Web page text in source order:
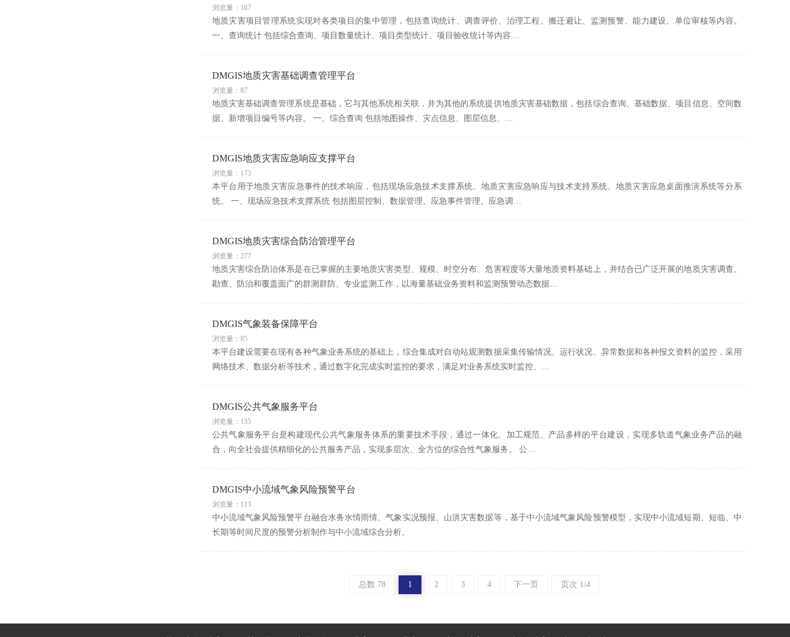
浏览量：167
地质灾害项目管理系统实现对各类项目的集中管理，包括查询统计、调查评价、治理工程、搬迁避让、监测预警、能力建设、单位审核等内容。
一、查询统计 包括综合查询、项目数量统计、项目类型统计、项目验收统计等内容…
DMGIS地质灾害基础调查管理平台
浏览量：87
地质灾害基础调查管理系统是基础，它与其他系统相关联，并为其他的系统提供地质灾害基础数据，包括综合查询、基础数据、项目信息、空间数
据、新增项目编号等内容。 一、综合查询 包括地图操作、灾点信息、图层信息、…
DMGIS地质灾害应急响应支撑平台
浏览量：173
本平台用于地质灾害应急事件的技术响应，包括现场应急技术支撑系统、地质灾害应急响应与技术支持系统、地质灾害应急桌面推演系统等分系
统。 一、现场应急技术支撑系统 包括图层控制、数据管理、应急事件管理、应急调…
DMGIS地质灾害综合防治管理平台
浏览量：277
地质灾害综合防治体系是在已掌握的主要地质灾害类型、规模、时空分布、危害程度等大量地质资料基础上，并结合已广泛开展的地质灾害调查、
勘查、防治和覆盖面广的群测群防、专业监测工作，以海量基础业务资料和监测预警动态数据…
DMGIS气象装备保障平台
浏览量：85
本平台建设需要在现有各种气象业务系统的基础上，综合集成对自动站观测数据采集传输情况、运行状况、异常数据和各种报文资料的监控，采用
网络技术、数据分析等技术，通过数字化完成实时监控的要求，满足对业务系统实时监控、…
DMGIS公共气象服务平台
浏览量：135
公共气象服务平台是构建现代公共气象服务体系的重要技术手段，通过一体化、加工规范、产品多样的平台建设，实现多轨道气象业务产品的融
合，向全社会提供精细化的公共服务产品，实现多层次、全方位的综合性气象服务。 公…
DMGIS中小流域气象风险预警平台
浏览量：113
中小流域气象风险预警平台融合水务水情雨情、气象实况预报、山洪灾害数据等，基于中小流域气象风险预警模型，实现中小流域短期、短临、中
长期等时间尺度的预警分析制作与中小流域综合分析。
总数 78 1 2 3 4 下一页 页次 1/4